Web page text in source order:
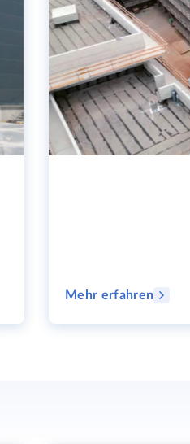
Mehr erfahren